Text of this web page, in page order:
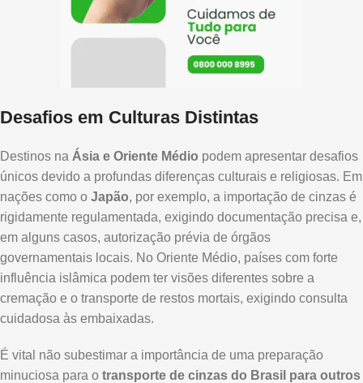
Desafios em Culturas Distintas
Destinos na Ásia e Oriente Médio podem apresentar desafios
únicos devido a profundas diferenças culturais e religiosas. Em
nações como o Japão, por exemplo, a importação de cinzas é
rigidamente regulamentada, exigindo documentação precisa e,
em alguns casos, autorização prévia de órgãos
governamentais locais. No Oriente Médio, países com forte
influência islâmica podem ter visões diferentes sobre a
cremação e o transporte de restos mortais, exigindo consulta
cuidadosa às embaixadas.
É vital não subestimar a importância de uma preparação
minuciosa para o transporte de cinzas do Brasil para outros